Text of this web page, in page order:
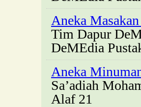
Aneka
Tim Dapur
DeMEdia
Aneka
Sa’adiah
Alaf 21